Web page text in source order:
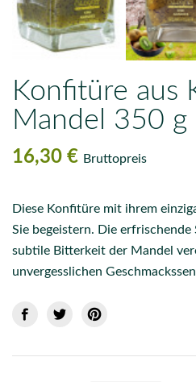
Konfitüre aus
Mandel 350 g
16,30 € Bruttopreis
Diese Konfitüre mit ihrem
Sie begeistern. Die
subtile Bitterkeit der Mandel
unvergesslichen